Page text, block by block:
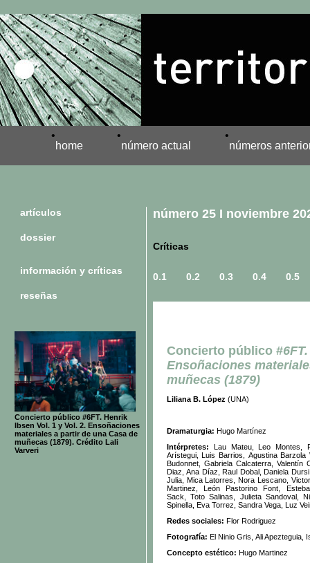
•
home
•
número actual
•
números
artículos
dossier
información y críticas
reseñas
Concierto público #6FT. Henrik
Ibsen Vol. 1 y Vol. 2. Ensoñaciones
materiales a partir de una Casa de
muñecas (1879). Crédito Lali
Varveri
número 25 I noviembre
Críticas
0.1 0.2 0.3 0.4 0.5
Concierto público #
Ensoñaciones
muñecas (1879)
Liliana B. López (UNA)
Dramaturgia: Hugo Martínez
Intérpretes: Lau Mateu, Leo Montes,
Arístegui, Luis Barrios, Agustina
Budonnet, Gabriela Calcaterra, Valentín
Diaz, Ana Díaz, Raul Dobal, Daniela
Julia, Mica Latorres, Nora Lescano,
Martinez, León Pastorino Font,
Sack, Toto Salinas, Julieta Sandoval,
Spinella, Eva Torrez, Sandra Vega, Luz
Redes sociales: Flor Rodriguez
Fotografía: El Ninio Gris, Ali Apezteguia,
Concepto estético: Hugo Martinez